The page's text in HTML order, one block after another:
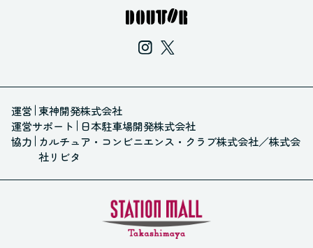
運営 東神開発株式会社
運営サポート 日本駐車場開発株式会社
協力 カルチュア・コンビニエンス・クラブ株式会社／株式会
社リビタ